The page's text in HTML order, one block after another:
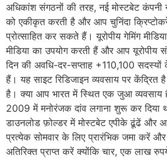
अधिकांश संगठनों की तरह, नई मोस्टबेट कंपनी
को एकीकृत करती है और आप चुनिंदा
प्रोत्साहित कर सकते हैं। यूरोपीय गेमिंग
मीडिया का उपयोग करती हैं और आप
दिन की अवधि-दर-सप्ताह +110,100
हैं। यह साइट रिडिजाइन व्यवसाय पर केंद्रित है
है। क्या आप भारत में स्थित एक जुआ
2009 में मनोरंजक दांव लगाना शुरू कर दिया
डाउनलोड फ़ोल्डर में मोस्टबेट एपीके ढूंढें और
प्रत्येक सोमवार के लिए प्रारंभिक जमा करें
अतिरिक्त प्राप्त करें क्योंकि चार, एक लाख